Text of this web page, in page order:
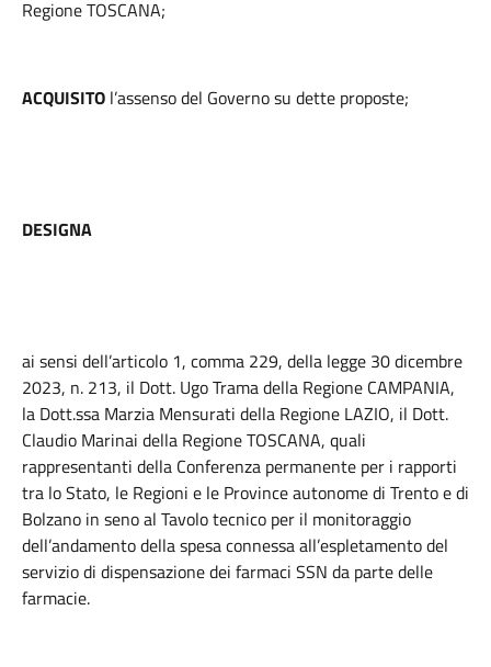
Regione TOSCANA;
ACQUISITO l’assenso del Governo su dette proposte;
DESIGNA
ai sensi dell’articolo 1, comma 229, della legge 30 dicembre
2023, n. 213, il Dott. Ugo Trama della Regione CAMPANIA,
la Dott.ssa Marzia Mensurati della Regione LAZIO, il Dott.
Claudio Marinai della Regione TOSCANA, quali
rappresentanti della Conferenza permanente per i rapporti
tra lo Stato, le Regioni e le Province autonome di Trento e di
Bolzano in seno al Tavolo tecnico per il monitoraggio
dell’andamento della spesa connessa all’espletamento del
servizio di dispensazione dei farmaci SSN da parte delle
farmacie.